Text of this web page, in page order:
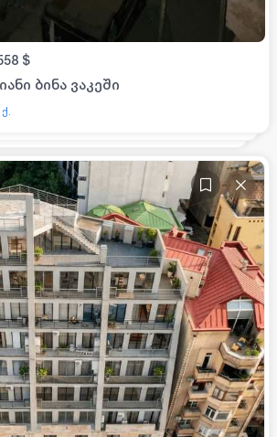
$
ბინა ვაკეში